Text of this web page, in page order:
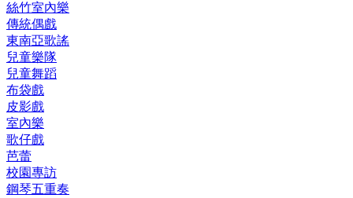
絲竹室內樂
傳統偶戲
東南亞歌謠
兒童樂隊
兒童舞蹈
布袋戲
皮影戲
室內樂
歌仔戲
芭蕾
校園專訪
鋼琴五重奏